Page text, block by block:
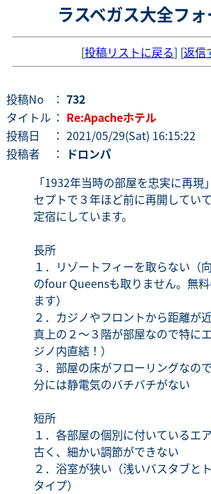
ラスベガス大全フ
[投稿リストに戻る] [返信
投稿No ： 732
タイトル ： Re:Apacheホテル
投稿日
： 2021/05/29(Sat) 16:15:22
投稿者
： ドロンパ
「1932年当時の部屋を忠実に再現
セプトで３年ほど前に再開してい
定宿にしています。
長所
１．リゾートフィーを取らない（
のfour Queensも取りません。無
ます）
２．カジノやフロントから距離が
真上の２～３階が部屋なので特に
ジノ内直結！）
３．部屋の床がフローリングなの
分には静電気のバチバチがない
短所
１．各部屋の個別に付いているエ
古く、細かい調節ができない
２．浴室が狭い（浅いバスタブと
タイプ）